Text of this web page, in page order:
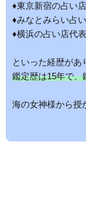
♦東京新宿の占い
♦みなとみらい占
♦横浜の占い店代
といった経歴があ
鑑定歴は15年で、
海の女神様から授